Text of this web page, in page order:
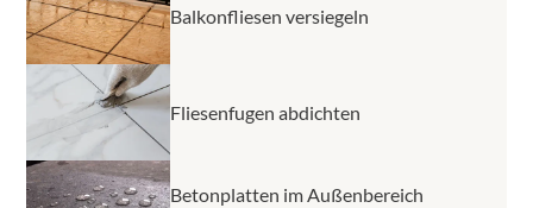
Balkonfliesen versiegeln
Fliesenfugen abdichten
Betonplatten im Außenbereich